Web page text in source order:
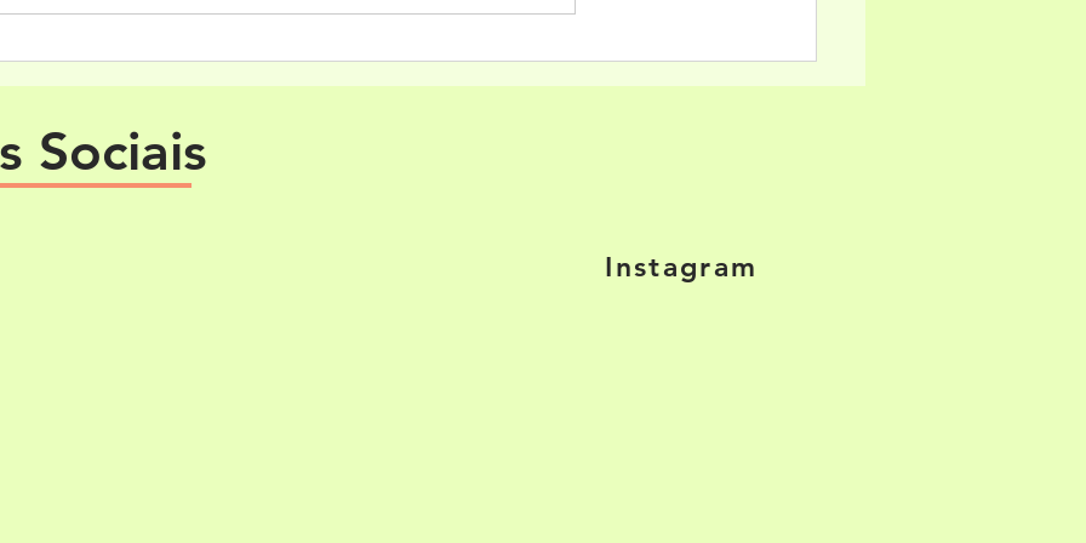
pecuniárias em Teresina A Vara de
Sociais
Instagram